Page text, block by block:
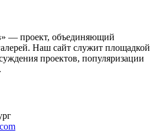
— проект, объединяющий
Наш сайт служит площадкой
проектов, популяризации